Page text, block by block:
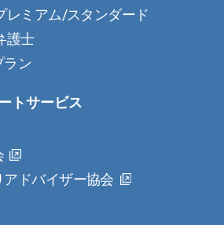
レミアム/スタンダード
護士
ラン
トサービス
ドバイザー協会